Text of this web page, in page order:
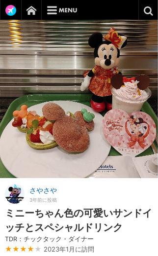
さやさや
3年前に投稿
ミニーちゃん色の可愛いサンドイ
ッチとスペシャルドリンク
TDR：チックタック・ダイナー
★★★★ ★ 2023年1月に訪問